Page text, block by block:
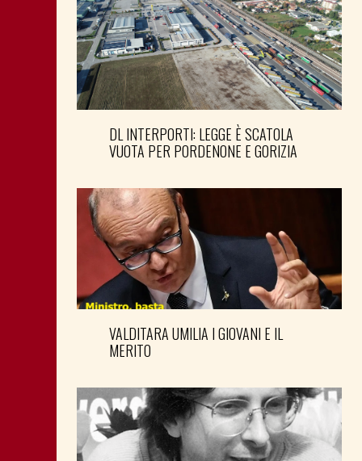
DL INTERPORTI: LEGGE È SCATOLA
VUOTA PER PORDENONE E GORIZIA
VALDITARA UMILIA I GIOVANI E IL
MERITO